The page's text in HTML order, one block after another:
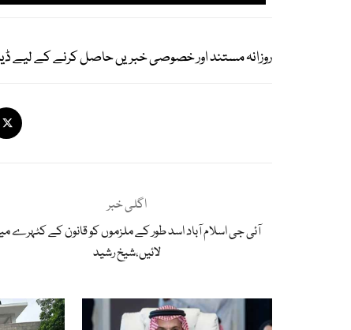
روزانہ مستند اور خصوصی خبریں حاصل کرنے کے لیے
اگلی خبر
آئی جی اسلام آباد اسد طور کے ملزموں کو قانون کے کٹہرے
لائیں،شیخ رشید